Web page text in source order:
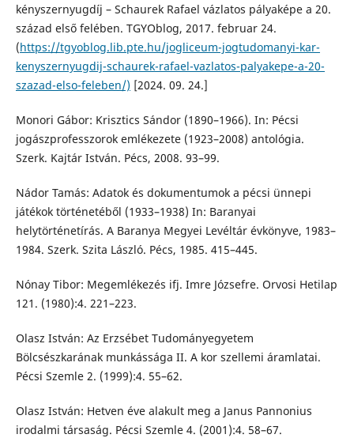
kényszernyugdíj – Schaurek Rafael vázlatos pályaképe a 20.
század első felében. TGYOblog, 2017. februar 24.
(https://tgyoblog.lib.pte.hu/jogliceum-jogtudomanyi-kar-
kenyszernyugdij-schaurek-rafael-vazlatos-palyakepe-a-20-
szazad-elso-feleben/) [2024. 09. 24.]
Monori Gábor: Krisztics Sándor (1890–1966). In: Pécsi
jogászprofesszorok emlékezete (1923–2008) antológia.
Szerk. Kajtár István. Pécs, 2008. 93–99.
Nádor Tamás: Adatok és dokumentumok a pécsi ünnepi
játékok történetéből (1933–1938) In: Baranyai
helytörténetírás. A Baranya Megyei Levéltár évkönyve, 1983–
1984. Szerk. Szita László. Pécs, 1985. 415–445.
Nónay Tibor: Megemlékezés ifj. Imre Józsefre. Orvosi Hetilap
121. (1980):4. 221–223.
Olasz István: Az Erzsébet Tudományegyetem
Bölcsészkarának munkássága II. A kor szellemi áramlatai.
Pécsi Szemle 2. (1999):4. 55–62.
Olasz István: Hetven éve alakult meg a Janus Pannonius
irodalmi társaság. Pécsi Szemle 4. (2001):4. 58–67.